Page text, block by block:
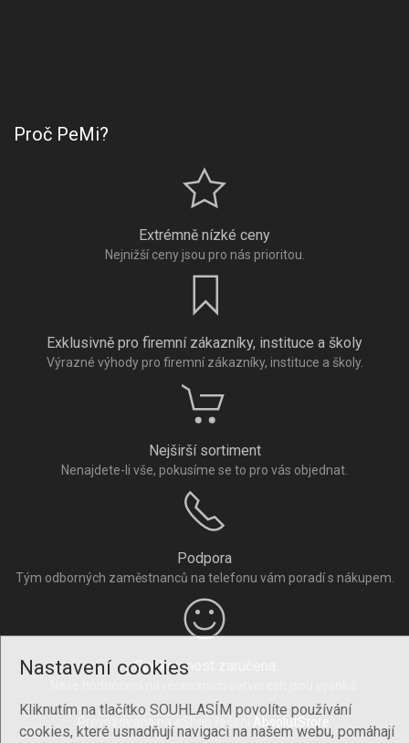
Nastavení cookies
Kliknutím na tlačítko SOUHLASÍM povolíte používání
cookies, které usnadňují navigaci na našem webu, pomáhají
Proč PeMi?
Extrémně nízké ceny
Nejnižší ceny jsou pro nás prioritou.
Exklusivně pro firemní zákazníky, instituce a školy
Výrazné výhody pro firemní zákazníky, instituce a školy.
Nejširší sortiment
Nenajdete-li vše, pokusíme se to pro vás objednat.
Podpora
Tým odborných zaměstnanců na telefonu vám poradí s nákupem.
Spokojenost zaručena
Provozováno na eShop řešení AbsolutStore